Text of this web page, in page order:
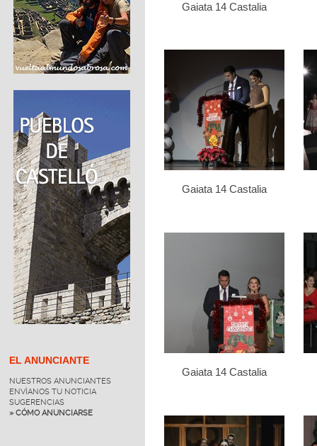
EL ANUNCIANTE
NUESTROS ANUNCIANTES
ENVÍANOS TU NOTICIA
SUGERENCIAS
» CÓMO ANUNCIARSE
Gaiata 14 Castalia
Gaiata 14 Castalia
Gaiata 14 Castalia